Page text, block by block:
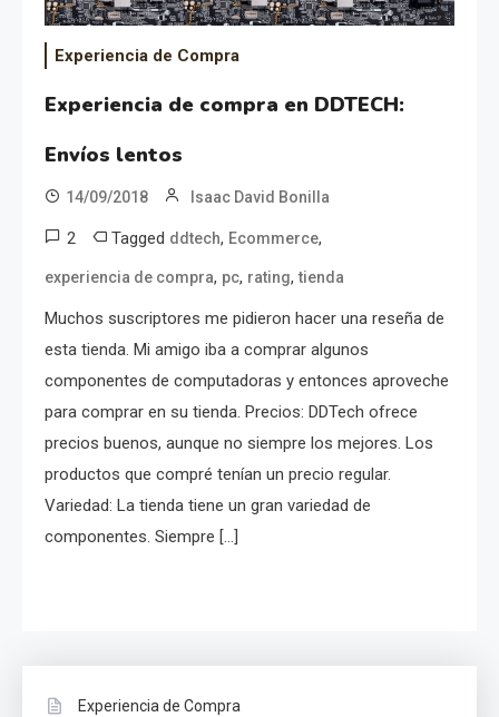
Experiencia de Compra
Experiencia de compra en DDTECH:
Envíos lentos
14/09/2018 Isaac David Bonilla
2 Tagged ddtech, Ecommerce,
experiencia de compra, pc, rating,tienda
Muchos suscriptores me pidieron hacer una reseña de
esta tienda. Mi amigo iba a comprar algunos
componentes de computadoras y entonces aproveche
para comprar en su tienda. Precios: DDTech ofrece
precios buenos, aunque no siempre los mejores. Los
productos que compré tenían un precio regular.
Variedad: La tienda tiene un gran variedad de
componentes. Siempre […]
Experiencia de Compra